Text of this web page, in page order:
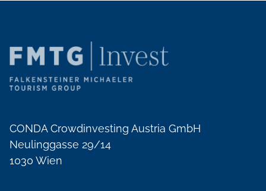
CONDA Crowdinvesting Austria GmbH
Neulinggasse 29/14
1030 Wien